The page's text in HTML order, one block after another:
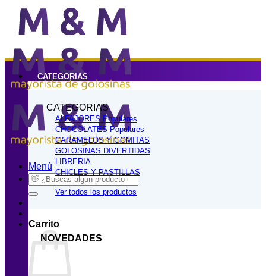
Saltar
contenido
Menú
Buscar
por:
Carrito
CATEGORIAS
CATEGORIAS
ALFAJORES
CHOCOLATES
CARAMELOS Y GOMITAS
GOLOSINAS DIVERTIDAS
LIBRERIA
CHICLES Y PASTILLAS
Ver todos los productos
NOVEDADES